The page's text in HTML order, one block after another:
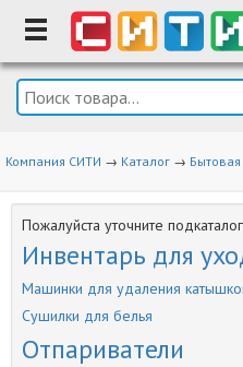
Компания СИТИ → Каталог →
Пожалуйста уточните
Инвентарь для
Машинки для удаления
Сушилки для белья
Отпариватели